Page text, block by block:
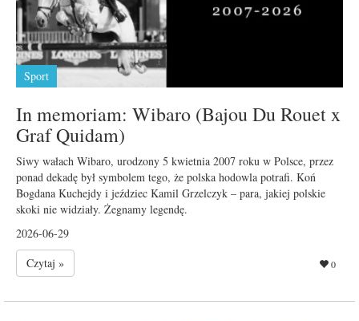
Sport
In memoriam: Wibaro (Bajou Du Rouet x
Graf Quidam)
Siwy wałach Wibaro, urodzony 5 kwietnia 2007 roku w Polsce, przez
ponad dekadę był symbolem tego, że polska hodowla potrafi. Koń
Bogdana Kuchejdy i jeździec Kamil Grzelczyk – para, jakiej polskie
skoki nie widziały. Żegnamy legendę.
2026-06-29
Czytaj »
0